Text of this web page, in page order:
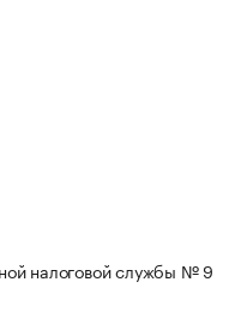
налоговой службы № 9